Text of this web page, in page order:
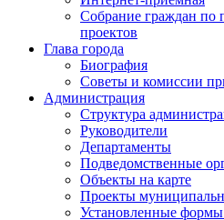
Собрание граждан по
проектов
Глава города
Биография
Советы и комиссии
Администрация
Структура
Руководители
Департаменты
Подведомственные
Объекты на карте
Проекты
Установленные